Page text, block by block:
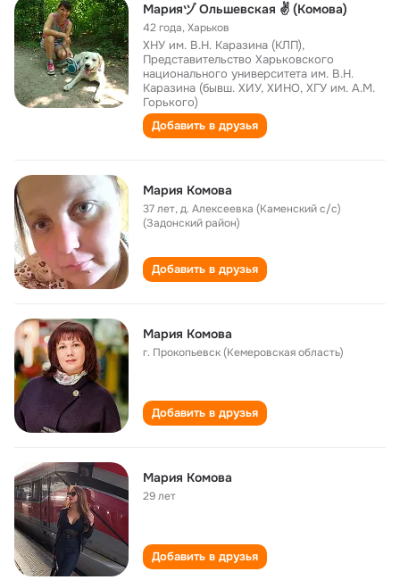
Марияヅ Ольшевская ✌ (Комова)
42 года,Харьков
ХНУ им. В.Н. Каразина (КЛП),
Представительство Харьковского
национального университета им. В.Н.
Каразина (бывш. ХИУ, ХИНО, ХГУ им. А.М.
Горького)
Добавить в друзья
Мария Комова
37 лет,д. Алексеевка (Каменский с/с)
(Задонский район)
Добавить в друзья
Мария Комова
г. Прокопьевск (Кемеровская область)
Добавить в друзья
Мария Комова
29 лет
Добавить в друзья